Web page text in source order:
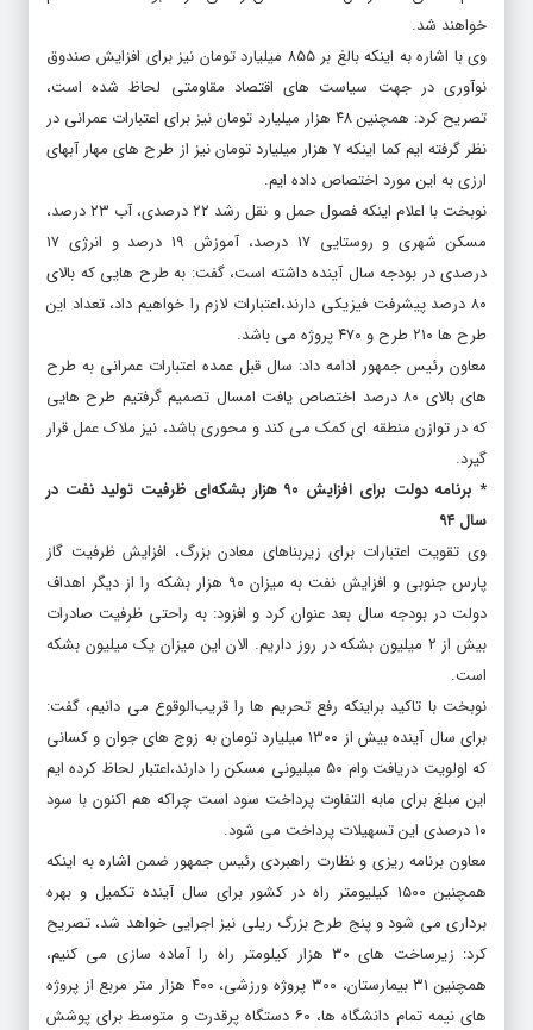
خواهند شد.
وی با اشاره به اینکه بالغ بر ۸۵۵ میلیارد تومان نیز برای افزایش صندوق
نوآوری در جهت سیاست های اقتصاد مقاومتی لحاظ شده است،
تصریح کرد: همچنین ۴۸ هزار میلیارد تومان نیز برای اعتبارات عمرانی در
نظر گرفته ایم کما اینکه ۷ هزار میلیارد تومان نیز از طرح های مهار آبهای
ارزی به این مورد اختصاص داده ایم.
نوبخت با اعلام اینکه فصول حمل و نقل رشد ۲۲ درصدی، آب ۲۳ درصد،
مسکن شهری و روستایی ۱۷ درصد، آموزش ۱۹ درصد و انرژی ۱۷
درصدی در بودجه سال آینده داشته است، گفت: به طرح هایی که بالای
۸۰ درصد پیشرفت فیزیکی دارند،‌اعتبارات لازم را خواهیم داد، تعداد این
طرح ها ۲۱۰ طرح و ۴۷۰ پروژه می باشد.
معاون رئیس جمهور ادامه داد: سال قبل عمده اعتبارات عمرانی به طرح
های بالای ۸۰ درصد اختصاص یافت امسال تصمیم گرفتیم طرح هایی
که در توازن منطقه ای کمک می کند و محوری باشد، نیز ملاک عمل قرار
گیرد.
* برنامه دولت برای افزایش ۹۰ هزار بشکه‌ای ظرفیت تولید نفت در
سال ۹۴
وی تقویت اعتبارات برای زیربناهای معادن بزرگ، افزایش ظرفیت گاز
پارس جنوبی و افزایش نفت به میزان ۹۰ هزار بشکه را از دیگر اهداف
دولت در بودجه سال بعد عنوان کرد و افزود: به راحتی ظرفیت صادرات
بیش از ۲ میلیون بشکه در روز داریم. الان این میزان یک میلیون بشکه
است.
نوبخت با تاکید براینکه رفع تحریم ها را قریب‌الوقوع می دانیم، گفت:
برای سال آینده بیش از ۱۳۰۰ میلیارد تومان به زوج های جوان و کسانی
که اولویت دریافت وام ۵۰ میلیونی مسکن را دارند،‌اعتبار لحاظ کرده ایم
این مبلغ برای مابه التفاوت پرداخت سود است چراکه هم اکنون با سود
۱۰ درصدی این تسهیلات پرداخت می شود.
معاون برنامه ریزی و نظارت راهبردی رئیس جمهور ضمن اشاره به اینکه
همچنین ۱۵۰۰ کیلیومتر راه در کشور برای سال آینده تکمیل و بهره
برداری می شود و پنج طرح بزرگ ریلی نیز اجرایی خواهد شد، تصریح
کرد: زیرساخت های ۳۰ هزار کیلومتر راه را آماده سازی می کنیم،
همچنین ۳۱ بیمارستان، ۳۰۰ پروژه ورزشی، ۴۰۰ هزار متر مربع از پروژه
های نیمه تمام دانشگاه ها، ۶۰ دستگاه پرقدرت و متوسط برای پوشش